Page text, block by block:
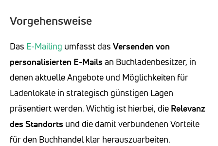
Vorgehensweise
Das E-Mailing umfasst das Versenden von
personalisierten E-Mailsan Buchladenbesitzer, in
denen aktuelle Angebote und Möglichkeiten für
Ladenlokale in strategisch günstigen Lagen
präsentiert werden. Wichtig ist hierbei, die Relevanz
des Standorts und die damit verbundenen Vorteile
für den Buchhandel klar herauszuarbeiten.